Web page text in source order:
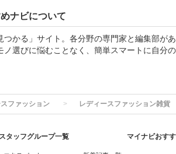
ナビについて
かる」サイト。各分野の専門家と編集部が
選びに悩むことなく、簡単スマートに自分
ファッション レディースファッション雑貨
タッフグループ一覧 マイナビおす